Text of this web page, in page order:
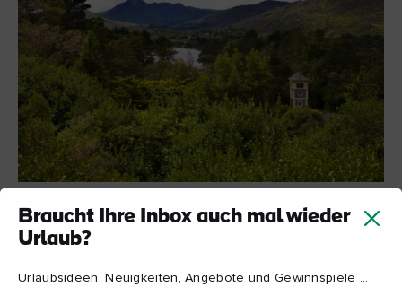
Braucht Ihre Inbox auch mal wieder
Urlaub?
Urlaubsideen, Neuigkeiten, Angebote und Gewinnspiele ...
Garnish Island, West Cork